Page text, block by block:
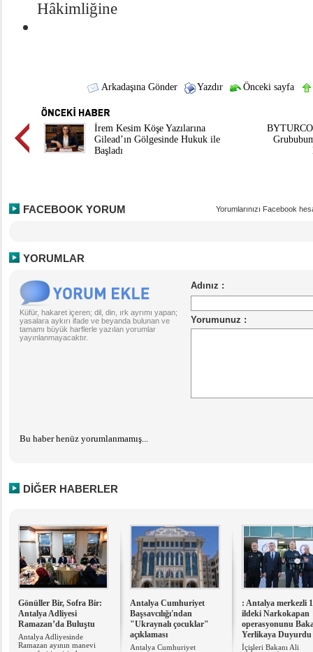
Hâkimliğine
Arkadaşına Gönder Yazdır Önceki sayfa
İrem Kesim Köşe Yazılarına
Gilead’ın Gölgesinde Hukuk ile
Başladı
FACEBOOK YORUM Yorumlarınızı Facebook
YORUMLAR
Küfür, hakaret içeren; dil, din, ırk ayrımı yapan;
yasalara aykırı ifade ve beyanda bulunan ve
tamamı büyük harflerle yazılan yorumlar
yayınlanmayacaktır.
Bu haber henüz yorumlanmamış...
DİĞER HABERLER
Gönüller Bir, Sofra Bir:
Antalya Adliyesi
Ramazan’da Buluştu
Antalya Adliyesinde
Ramazan ayının manevi
Antalya Cumhuriyet
Başsavcılığı'ndan
"Ukraynalı çocuklar"
açıklaması
Antalya Cumhuriyet
: Antalya merkezli
ildeki Narkokapan
operasyonunu
Yerlikaya Duyurdu
İçişleri Bakanı Ali